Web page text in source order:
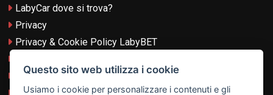
LabyCar dove si trova?
Privacy
Privacy & Cookie Policy LabyBET
Termini e Condizioni LabyBET
Questo sito web utilizza i cookie
Usiamo i cookie per personalizzare i contenuti e gli